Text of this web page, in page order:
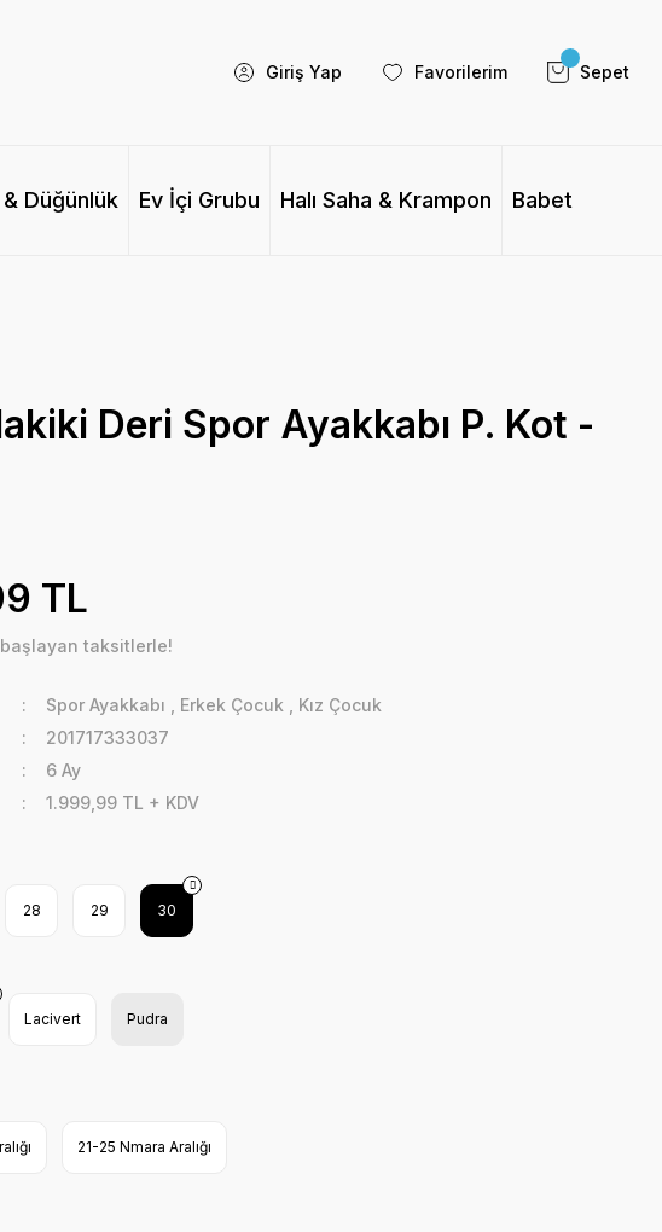
Giriş Yap Favorilerim Sepet
Düğünlük Ev İçi Grubu Halı Saha & Krampon Babet
Deri Spor Ayakkabı P. Kot -
TL
taksitlerle!
Spor Ayakkabı Erkek Çocuk
Kız Çocuk
201717333037
6 Ay
1.999,99 TL + KDV
28 29 30
Lacivert Pudra
21-25 Nmara Aralığı